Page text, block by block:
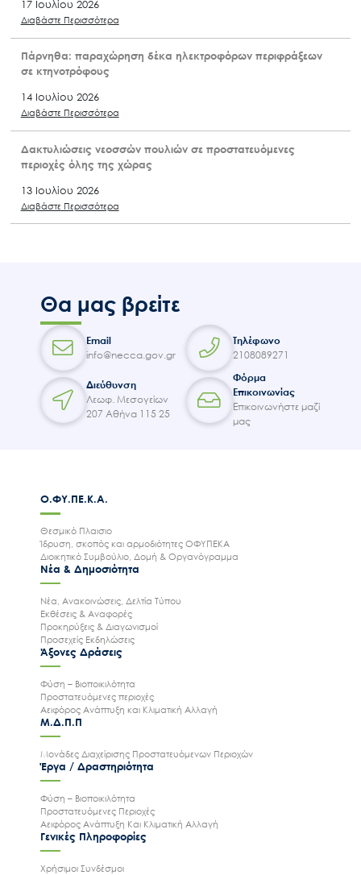
17 Ιουλίου 2026
Διαβάστε Περισσότερα
Πάρνηθα: παραχώρηση δέκα ηλεκτροφόρων περιφράξεων
σε κτηνοτρόφους
14 Ιουλίου 2026
Διαβάστε Περισσότερα
Δακτυλιώσεις νεοσσών πουλιών σε προστατευόμενες
περιοχές όλης της χώρας
13 Ιουλίου 2026
Διαβάστε Περισσότερα
Θα μας βρείτε
Email
info@necca.gov.gr
Τηλέφωνο
2108089271
Διεύθυνση
Λεωφ. Μεσογείων
207 Αθήνα 115 25
Φόρμα
Επικοινωνίας
Επικοινωνήστε μαζί
μας
Ο.ΦΥ.ΠΕ.Κ.Α.
Θεσμικό Πλαισιο
Ίδρυση, σκοπός και αρμοδιότητες ΟΦΥΠΕΚΑ
Διοικητικό Συμβούλιο, Δομή & Οργανόγραμμα
Νέα & Δημοσιότητα
Νέα, Ανακοινώσεις, Δελτία Τύπου
Εκθέσεις & Αναφορές
Προκηρύξεις & Διαγωνισμοί
Προσεχείς Εκδηλώσεις
Άξονες Δράσεις
Φύση – Βιοποικιλότητα
Προστατευόμενες περιοχές
Αειφόρος Ανάπτυξη και Κλιματική Αλλαγή
Μ.Δ.Π.Π
Μονάδες Διαχείρισης Προστατευόμενων Περιοχών
Έργα / Δραστηριότητα
Φύση – Βιοποικιλότητα
Προστατευόμενες Περιοχές
Αειφόρος Ανάπτυξη Και Κλιματική Αλλαγή
Γενικές Πληροφορίες
Χρήσιμοι Συνδέσμοι